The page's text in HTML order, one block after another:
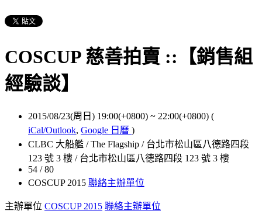
COSCUP 慈善拍賣 ::【銷售組
經驗談】
2015/08/23(周日) 19:00(+0800) ~ 22:00(+0800) (
iCal/Outlook, Google 日曆 )
CLBC 大船艦 / The Flagship / 台北市松山區八德路四段
123 號 3 樓 / 台北市松山區八德路四段 123 號 3 樓
54 / 80
COSCUP 2015 聯絡主辦單位
主辦單位 COSCUP 2015 聯絡主辦單位